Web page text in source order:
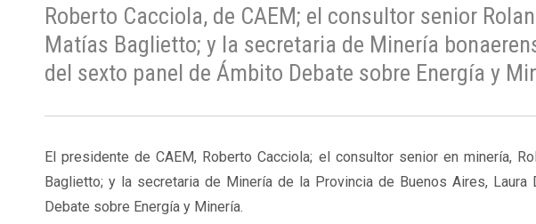
Roberto Cacciola, de CAEM; el consultor senior
Matías Baglietto; y la secretaria de Minería
del sexto panel de Ámbito Debate sobre Energía y
El presidente de CAEM, Roberto Cacciola; el consultor senior en minería,
Baglietto; y la secretaria de Minería de la Provincia de Buenos Aires,
Debate sobre Energía y Minería.